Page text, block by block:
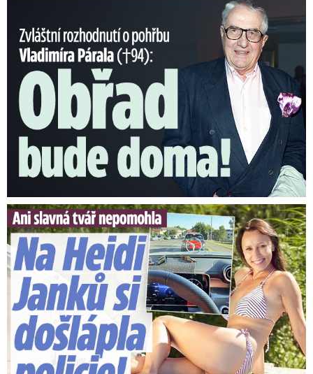
Nečekané rozhodnutí o pohřbu Párala (†94): Obřad bude doma!
Slavná tvář nepomohla. Na Heidi Janků si došlápla policie